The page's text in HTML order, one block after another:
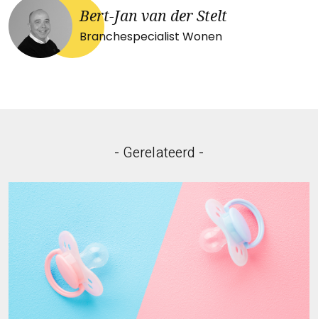
Bert-Jan van der Stelt
Branchespecialist Wonen
- Gerelateerd -